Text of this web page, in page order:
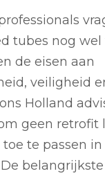
tubes nog wel
de eisen aan
veiligheid
Holland
geen retrofit
te passen in